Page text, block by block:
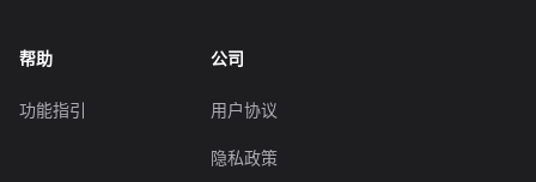
帮助
功能指引
公司
用户协议
隐私政策